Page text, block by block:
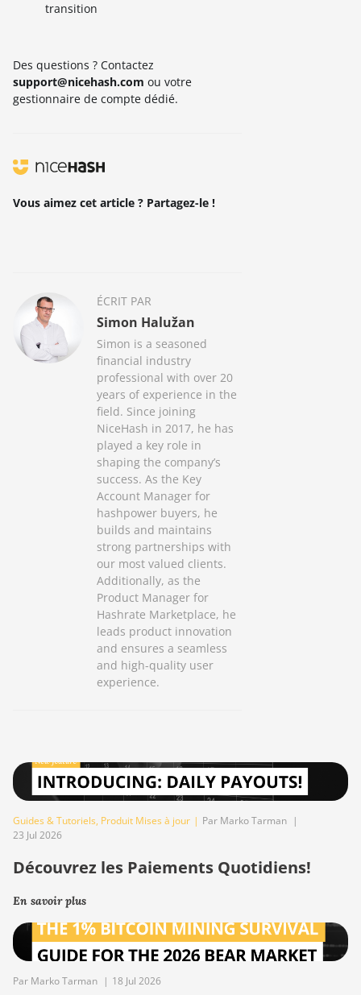
transition
Des questions ? Contactez
support@nicehash.com ou votre
gestionnaire de compte dédié.
Vous aimez cet article ? Partagez-le !
ÉCRIT PAR
Simon Halužan
Simon is a seasoned
financial industry
professional with over 20
years of experience in the
field. Since joining
NiceHash in 2017, he has
played a key role in
shaping the company’s
success. As the Key
Account Manager for
hashpower buyers, he
builds and maintains
strong partnerships with
our most valued clients.
Additionally, as the
Product Manager for
Hashrate Marketplace, he
leads product innovation
and ensures a seamless
and high-quality user
experience.
Guides & Tutoriels, Produit Mises à jour | Par Marko Tarman |
23 Jul 2026
Découvrez les Paiements Quotidiens!
En savoir plus
Par Marko Tarman | 18 Jul 2026